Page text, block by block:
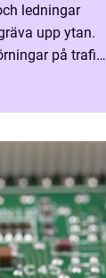
ledningar
upp ytan.
på trafik,